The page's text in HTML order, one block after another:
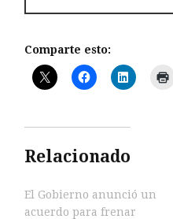
Comparte esto:
Relacionado
El Gobierno anunció un
acuerdo para frenar